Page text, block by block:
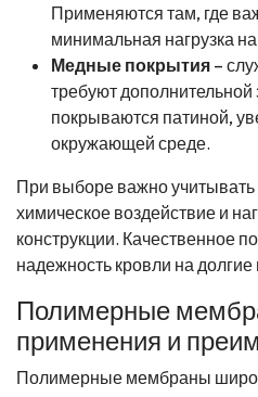
Применяются там, где
минимальная нагрузка
Медные покрытия –
требуют
покрываются патиной,
окружающей среде.
При выборе важно учитывать
химическое воздействие и
конструкции. Качественное
надежность кровли на долгие
Полимерные
применения и
Полимерные мембраны